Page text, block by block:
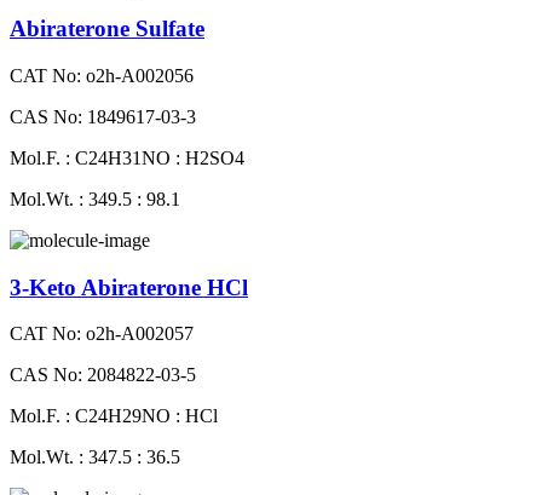
Abiraterone Sulfate
CAT No: o2h-A002056
CAS No: 1849617-03-3
Mol.F. : C24H31NO : H2SO4
Mol.Wt. : 349.5 : 98.1
3-Keto Abiraterone HCl
CAT No: o2h-A002057
CAS No: 2084822-03-5
Mol.F. : C24H29NO : HCl
Mol.Wt. : 347.5 : 36.5